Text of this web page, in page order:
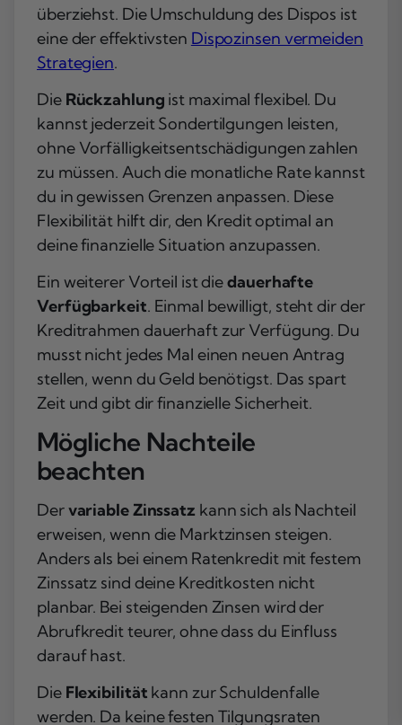
überziehst. Die Umschuldung des Dispos ist
eine der effektivsten Dispozinsen vermeiden
Strategien.
Die Rückzahlung ist maximal flexibel. Du
kannst jederzeit Sondertilgungen leisten,
ohne Vorfälligkeitsentschädigungen zahlen
zu müssen. Auch die monatliche Rate kannst
du in gewissen Grenzen anpassen. Diese
Flexibilität hilft dir, den Kredit optimal an
deine finanzielle Situation anzupassen.
Ein weiterer Vorteil ist diedauerhafte
Verfügbarkeit. Einmal bewilligt, steht dir der
Kreditrahmen dauerhaft zur Verfügung. Du
musst nicht jedes Mal einen neuen Antrag
stellen, wenn du Geld benötigst. Das spart
Zeit und gibt dir finanzielle Sicherheit.
Mögliche Nachteile
beachten
Dervariable Zinssatz kann sich als Nachteil
erweisen, wenn die Marktzinsen steigen.
Anders als bei einem Ratenkredit mit festem
Zinssatz sind deine Kreditkosten nicht
planbar. Bei steigenden Zinsen wird der
Abrufkredit teurer, ohne dass du Einfluss
darauf hast.
Die Flexibilität kann zur Schuldenfalle
werden. Da keine festen Tilgungsraten